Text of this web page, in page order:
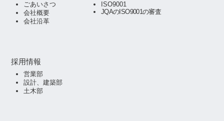
ごあいさつ
会社概要
会社沿革
ISO9001
JQAのISO9001の審査
採用情報
営業部
設計、建築部
土木部